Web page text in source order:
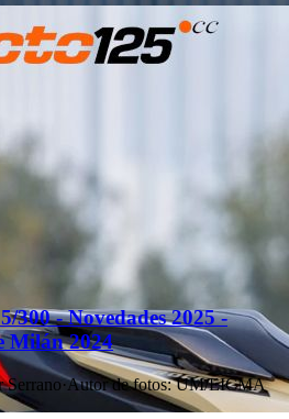
300 - Novedades 2025 -
Milán 2024
Serrano·Autor de fotos: UM/EICMA